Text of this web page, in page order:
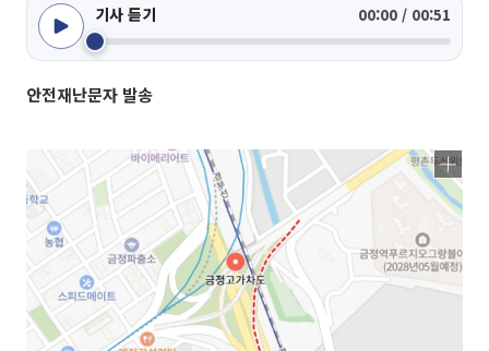
기사 듣기 00:00 / 00:51
안전재난문자 발송